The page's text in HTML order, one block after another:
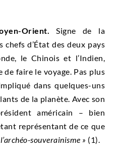
Orient. Signe de la
chefs d’État des deux pays
le Chinois et l’Indien,
de faire le voyage. Pas plus
dans quelques-uns
de la planète. Avec son
américain – bien
représentant de ce que
souverainisme » (1).